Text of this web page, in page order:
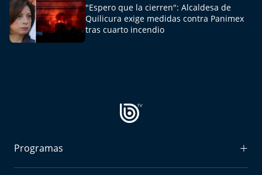
Especiales
Chiche cuadra y su parrilla
Carrera a La Moneda
"Espero que la cierren": Alcaldesa de
Quilicura exige medidas contra Panimex
tras cuarto incendio
Programas